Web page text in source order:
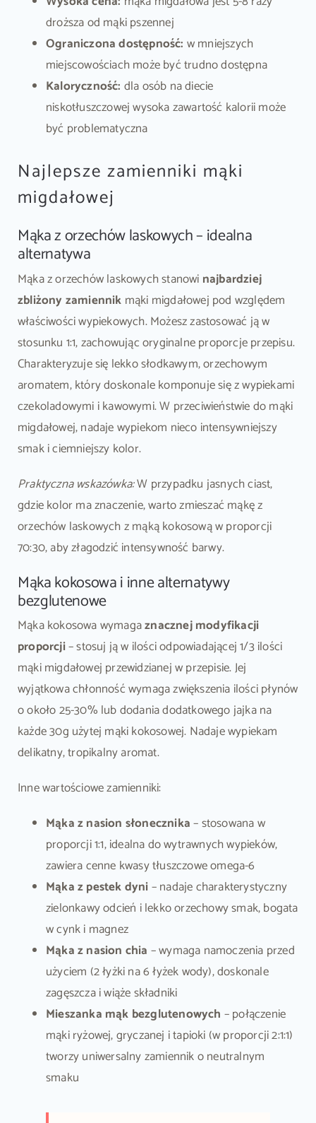
droższa od mąki pszennej
Ograniczona dostępność: w mniejszych
miejscowościach może być trudno dostępna
Kaloryczność: dla osób na diecie
niskotłuszczowej wysoka zawartość kalorii może
być problematyczna
Najlepsze zamienniki mąki
migdałowej
Mąka z orzechów laskowych – idealna
alternatywa
Mąka z orzechów laskowych stanowi najbardziej
zbliżony zamiennik mąki migdałowej pod względem
właściwości wypiekowych. Możesz zastosować ją w
stosunku 1:1, zachowując oryginalne proporcje przepisu.
Charakteryzuje się lekko słodkawym, orzechowym
aromatem, który doskonale komponuje się z wypiekami
czekoladowymi i kawowymi. W przeciwieństwie do mąki
migdałowej, nadaje wypiekom nieco intensywniejszy
smak i ciemniejszy kolor.
Praktyczna wskazówka:W przypadku jasnych ciast,
gdzie kolor ma znaczenie, warto zmieszać mąkę z
orzechów laskowych z mąką kokosową w proporcji
70:30, aby złagodzić intensywność barwy.
Mąka kokosowa i inne alternatywy
bezglutenowe
Mąka kokosowa wymagaznacznej modyfikacji
proporcji– stosuj ją w ilości odpowiadającej 1/3 ilości
mąki migdałowej przewidzianej w przepisie. Jej
wyjątkowa chłonność wymaga zwiększenia ilości płynów
o około 25-30% lub dodania dodatkowego jajka na
każde 30g użytej mąki kokosowej. Nadaje wypiekam
delikatny, tropikalny aromat.
Inne wartościowe zamienniki:
Mąka z nasion słonecznika– stosowana w
proporcji 1:1, idealna do wytrawnych wypieków,
zawiera cenne kwasy tłuszczowe omega-6
Mąka z pestek dyni– nadaje charakterystyczny
zielonkawy odcień i lekko orzechowy smak, bogata
w cynk i magnez
Mąka z nasion chia – wymaga namoczenia przed
użyciem (2 łyżki na 6 łyżek wody), doskonale
zagęszcza i wiąże składniki
Mieszanka mąk bezglutenowych – połączenie
mąki ryżowej, gryczanej i tapioki (w proporcji 2:1:1)
tworzy uniwersalny zamiennik o neutralnym
smaku